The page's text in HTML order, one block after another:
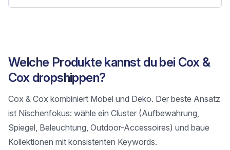
Welche Produkte kannst du bei Cox &
Cox dropshippen?
Cox & Cox kombiniert Möbel und Deko. Der beste Ansatz
ist Nischenfokus: wähle ein Cluster (Aufbewahrung,
Spiegel, Beleuchtung, Outdoor-Accessoires) und baue
Kollektionen mit konsistenten Keywords.